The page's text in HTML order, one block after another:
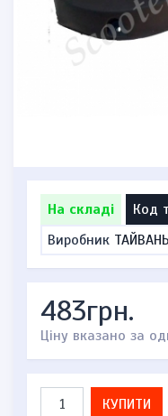
На складі
Код
Виробник ТАЙВАНЬ
483грн.
Ціну вказано за
КУПИТИ